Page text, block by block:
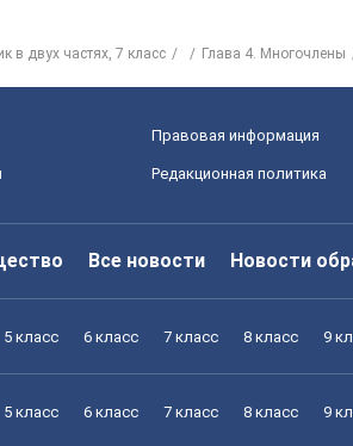
в двух частях, 7 класс Глава 4. Многочлены
Правовая информация
Редакционная политика
Все новости Новости
5 класс 6 класс 7 класс 8 класс 9
5 класс 6 класс 7 класс 8 класс 9